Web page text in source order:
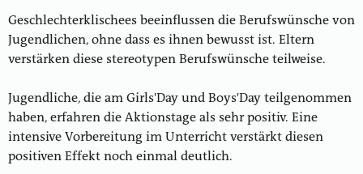
Geschlechterklischees beeinflussen die Berufswünsche von
Jugendlichen, ohne dass es ihnen bewusst ist. Eltern
verstärken diese stereotypen Berufswünsche teilweise.
Jugendliche, die am Girls'Day und Boys'Day teilgenommen
haben, erfahren die Aktionstage als sehr positiv. Eine
intensive Vorbereitung im Unterricht verstärkt diesen
positiven Effekt noch einmal deutlich.